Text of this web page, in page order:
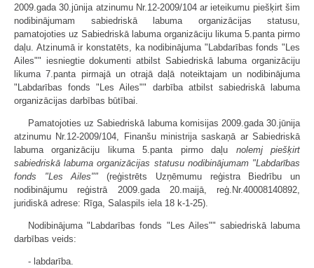
2009.gada 30.jūnija atzinumu Nr.12-2009/104 ar ieteikumu piešķirt šim
nodibinājumam sabiedriskā labuma organizācijas statusu,
pamatojoties uz Sabiedriskā labuma organizāciju likuma 5.panta pirmo
daļu. Atzinumā ir konstatēts, ka nodibinājuma "Labdarības fonds "Les
Ailes"" iesniegtie dokumenti atbilst Sabiedriskā labuma organizāciju
likuma 7.panta pirmajā un otrajā daļā noteiktajam un nodibinājuma
"Labdarības fonds "Les Ailes"" darbība atbilst sabiedriskā labuma
organizācijas darbības būtībai.
Pamatojoties uz Sabiedriskā labuma komisijas 2009.gada 30.jūnija
atzinumu Nr.12-2009/104, Finanšu ministrija saskaņā ar Sabiedriskā
labuma organizāciju likuma 5.panta pirmo daļu nolemj piešķirt
sabiedriskā labuma organizācijas statusu nodibinājumam "Labdarības
fonds "Les Ailes"" (reģistrēts Uzņēmumu reģistra Biedrību un
nodibinājumu reģistrā 2009.gada 20.maijā, reģ.Nr.40008140892,
juridiskā adrese: Rīga, Salaspils iela 18 k-1-25).
Nodibinājuma "Labdarības fonds "Les Ailes"" sabiedriskā labuma
darbības veids:
- labdarība.